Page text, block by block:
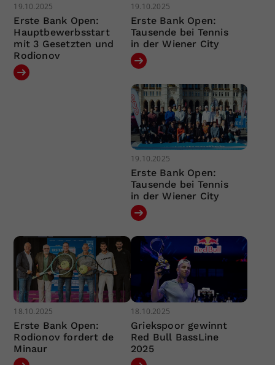
19.10.2025
Erste Bank Open:
Hauptbewerbsstart
mit 3 Gesetzten und
Rodionov
19.10.2025
Erste Bank Open:
Tausende bei Tennis
in der Wiener City
19.10.2025
Erste Bank Open:
Tausende bei Tennis
in der Wiener City
18.10.2025
Erste Bank Open:
Rodionov fordert de
Minaur
18.10.2025
Griekspoor gewinnt
Red Bull BassLine
2025